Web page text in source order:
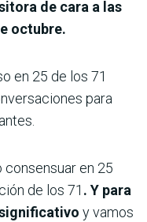
de cara a las
octubre.
en 25 de los 71
para
en 25
de los 71 . Y para
y vamos